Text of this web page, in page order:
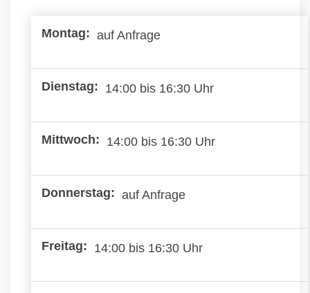
auf Anfrage
14:00 bis 16:30 Uhr
14:00 bis 16:30 Uhr
auf Anfrage
14:00 bis 16:30 Uhr